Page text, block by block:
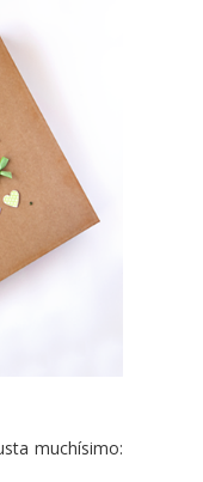
muchísimo: